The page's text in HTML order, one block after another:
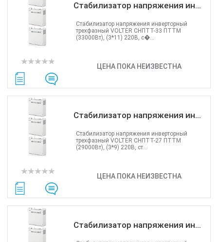
Стабилизатор напряжения ин...
ЦЕНА ПОКА НЕИЗВЕСТНА
Стабилизатор напряжения инверторный
трехфазный VOLTER СНПТТ-33 ПТТМ
(33000Вт), (3*11) 220В, с�...
Стабилизатор напряжения ин...
ЦЕНА ПОКА НЕИЗВЕСТНА
Стабилизатор напряжения инверторный
трехфазный VOLTER СНПТТ-27 ПТТМ
(29000Вт), (3*9) 220В, ст...
Стабилизатор напряжения ин...